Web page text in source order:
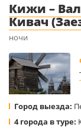
Кижи –
Кивач
ночи
Город выезда:
4 города в туре: